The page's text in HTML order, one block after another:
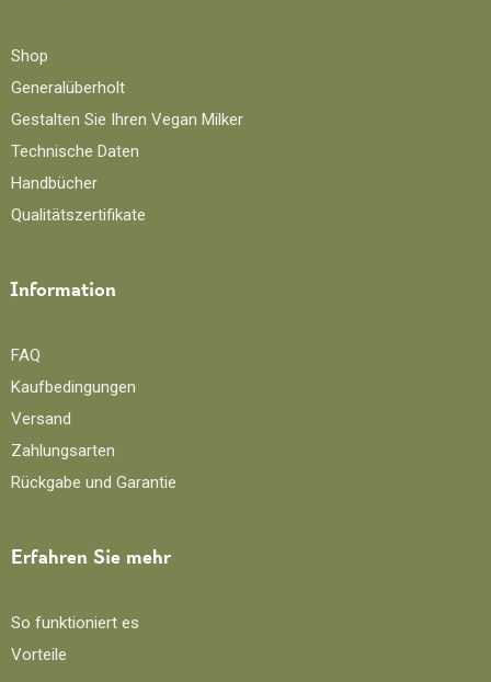
Shop
Generalüberholt
Gestalten Sie Ihren Vegan Milker
Technische Daten
Handbücher
Qualitätszertifikate
Information
FAQ
Kaufbedingungen
Versand
Zahlungsarten
Rückgabe und Garantie
Erfahren Sie mehr
So funktioniert es
Vorteile